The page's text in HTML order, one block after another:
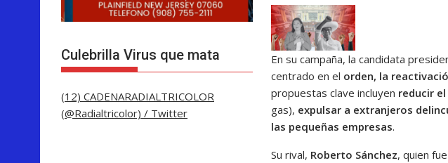
En su campaña, la candidata
centrado en el orden, la
propuestas clave incluyen reducir
gas), expulsar a extranjeros
las pequeñas empresas.
Su rival, Roberto Sánchez, quien
Culebrilla Virus que mata
(12) CADENARADIALTRICOLOR
(@Radialtricolor) / Twitter